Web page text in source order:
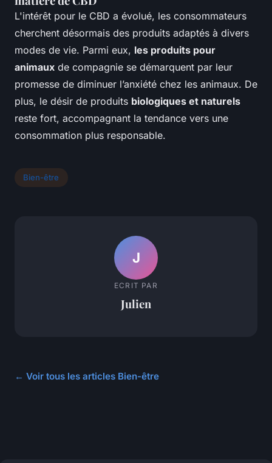
L'intérêt pour le CBD a évolué, les consommateurs
cherchent désormais des produits adaptés à divers
modes de vie. Parmi eux, les produits pour
animaux de compagnie se démarquent par leur
promesse de diminuer l’anxiété chez les animaux. De
plus, le désir de produits biologiques et naturels
reste fort, accompagnant la tendance vers une
consommation plus responsable.
Bien-être
J
ECRIT PAR
Julien
← Voir tous les articles Bien-être